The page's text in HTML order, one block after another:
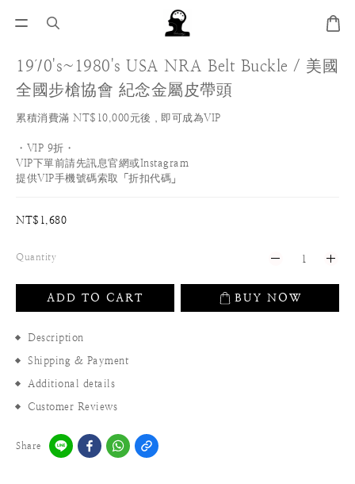
1970's~1980's USA NRA Belt Buckle / 美國
全國步槍協會 紀念金屬皮帶頭
累積消費滿 NT$10,000元後，即可成為VIP
・VIP 9折・
VIP下單前請先訊息官網或Instagram
提供VIP手機號碼索取「折扣代碼」
NT$1,680
Quantity
ADD TO CART BUY NOW
Description
Shipping & Payment
Additional details
Customer Reviews
Share